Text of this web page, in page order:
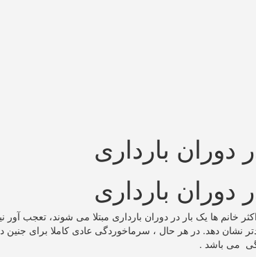
دوران بارداری
دوران بارداری
اکثر خانم ها یک بار در دوران بارداری مبتلا می شوند،
نشان دهد. در هر حال ، سرماخوردگی عادی کاملا برای
می باشد .